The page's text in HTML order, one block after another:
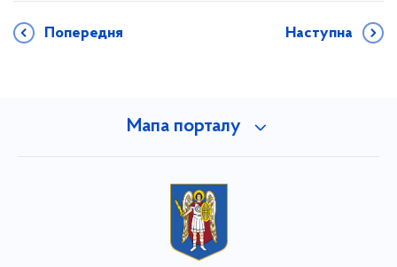
Попередня Наступна
Мапа порталу